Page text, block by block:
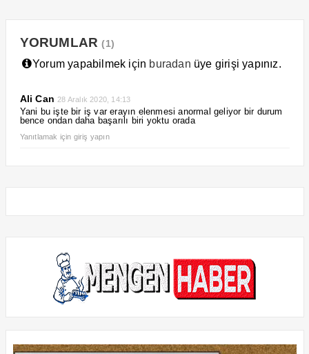
YORUMLAR(1)
Yorum yapabilmek için buradan üye girişi yapınız.
Ali Can 28 Aralık 2020, 14:13
Yani bu işte bir iş var erayın elenmesi anormal geliyor bir durum
bence ondan daha başarılı biri yoktu orada
Yanıtlamak için giriş yapın